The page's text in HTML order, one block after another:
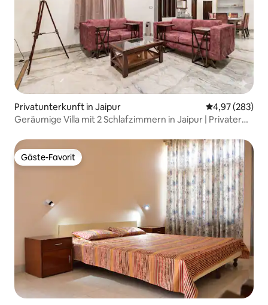
Privatunterkunft in Jaipur
4,97 (283)
Geräumige Villa mit 2 Schlafzimmern in Jaipur | Privater
Gäste-Favorit
Gäste-Favorit